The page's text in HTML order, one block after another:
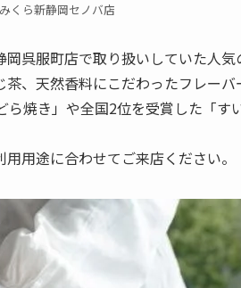
くら新静岡セノバ店
呉服町店で取り扱いしていた人気
、天然香料にこだわったフレーバ
焼き」や全国2位を受賞した「す
用途に合わせてご来店ください。